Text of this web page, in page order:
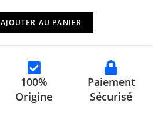
AJOUTER AU PANIER
100%
Origine
Paiement
Sécurisé